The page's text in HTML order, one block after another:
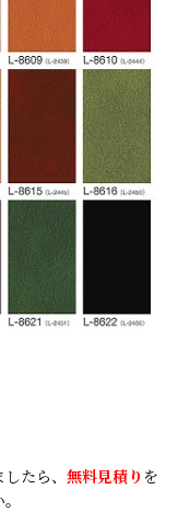
たら、 無料見積り を